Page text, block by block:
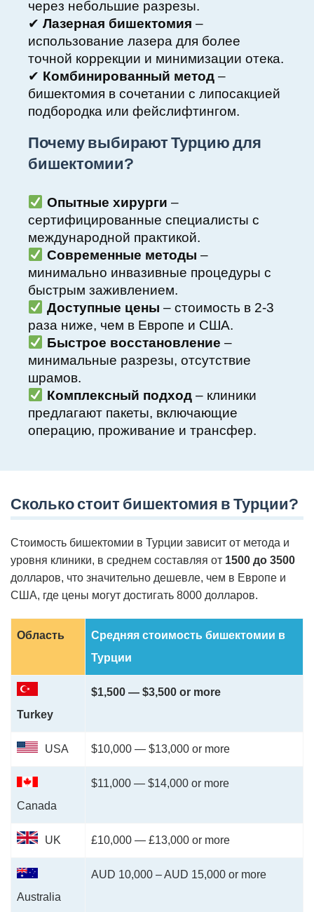
через небольшие разрезы.
✔ Лазерная бишектомия –
использование лазера для более
точной коррекции и минимизации отека.
✔ Комбинированный метод –
бишектомия в сочетании с липосакцией
подбородка или фейслифтингом.
Почему выбирают Турцию для
бишектомии?
Опытные хирурги –
сертифицированные специалисты с
международной практикой.
Современные методы –
минимально инвазивные процедуры с
быстрым заживлением.
Доступные цены – стоимость в 2-3
раза ниже, чем в Европе и США.
Быстрое восстановление –
минимальные разрезы, отсутствие
шрамов.
Комплексный подход– клиники
предлагают пакеты, включающие
операцию, проживание и трансфер.
Сколько стоит бишектомия в Турции?
Стоимость бишектомии в Турции зависит от метода и
уровня клиники, в среднем составляя от 1500 до 3500
долларов, что значительно дешевле, чем в Европе и
США, где цены могут достигать 8000 долларов.
Область
Средняя стоимость бишектомии в
Турции
Turkey
$1,500 — $3,500 or more
USA $10,000 — $13,000 or more
Canada
$11,000 — $14,000 or more
UK £10,000 — £13,000 or more
Australia
AUD 10,000 – AUD 15,000 or more